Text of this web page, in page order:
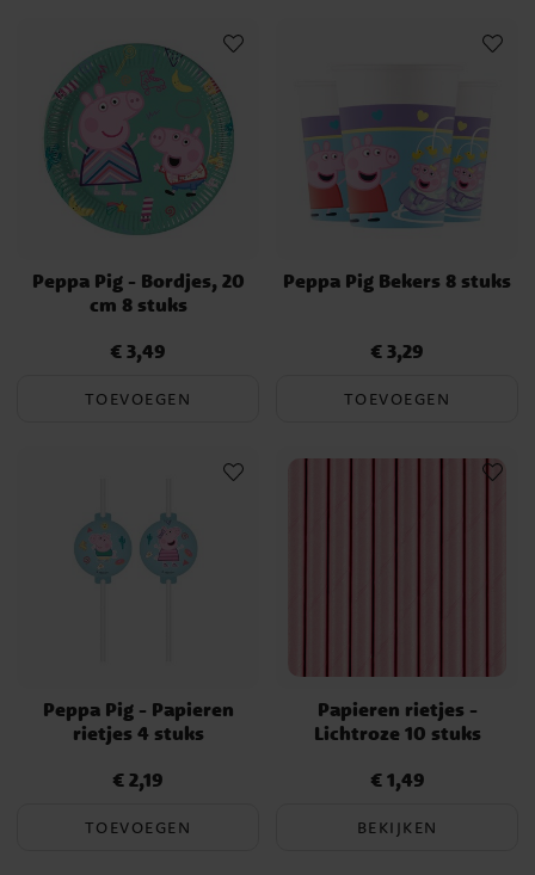
Peppa Pig - Bordjes, 20
cm 8 stuks
Prijs :€ 3,49
€ 3,49
TOEVOEGEN
Peppa Pig Bekers 8 stuks
Prijs :€ 3,29
€ 3,29
TOEVOEGEN
Peppa Pig - Papieren
rietjes 4 stuks
Prijs :€ 2,19
€ 2,19
TOEVOEGEN
Papieren rietjes -
Lichtroze 10 stuks
Prijs :€ 1,49
€ 1,49
BEKIJKEN